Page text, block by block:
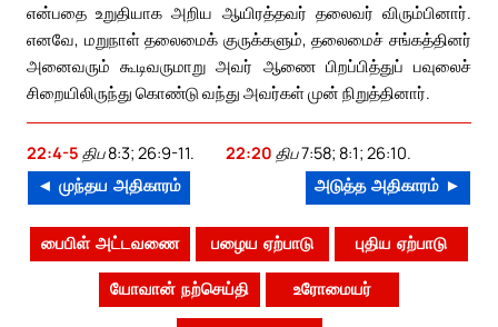
என்பதை உறுதியாக அறிய ஆயிரத்தவர் தலைவர் விரும்பினார்.
எனவே, மறுநாள் தலைமைக் குருக்களும், தலைமைச் சங்கத்தினர்
அனைவரும் கூடிவருமாறு அவர் ஆணை பிறப்பித்துப் பவுலைச்
சிறையிலிருந்து கொண்டு வந்து அவர்கள் முன் நிறுத்தினார்.
22:4-5 திப 8:3; 26:9-11. 22:20 திப 7:58; 8:1; 26:10.
◄ முந்தய அதிகாரம் அடுத்த அதிகாரம் ►
பைபிள் அட்டவணை பழைய ஏற்பாடு புதிய ஏற்பாடு
யோவான் நற்செய்தி உரோமையர்